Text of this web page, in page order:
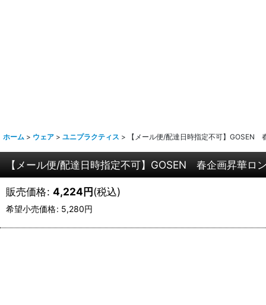
ホーム > ウェア > ユニプラクティス > 【メール便/配達日時指定不可】
【メール便/配達日時指定不可】GOSEN 春企画昇華
販売価格: 4,224円(税込)
希望小売価格: 5,280円